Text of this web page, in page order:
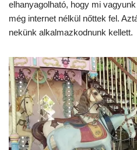
elhanyagolható, hogy mi
még internet nélkül nőttek fel.
nekünk alkalmazkodnunk kellett.